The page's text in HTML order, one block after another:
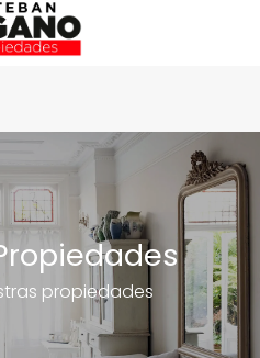
propiedades